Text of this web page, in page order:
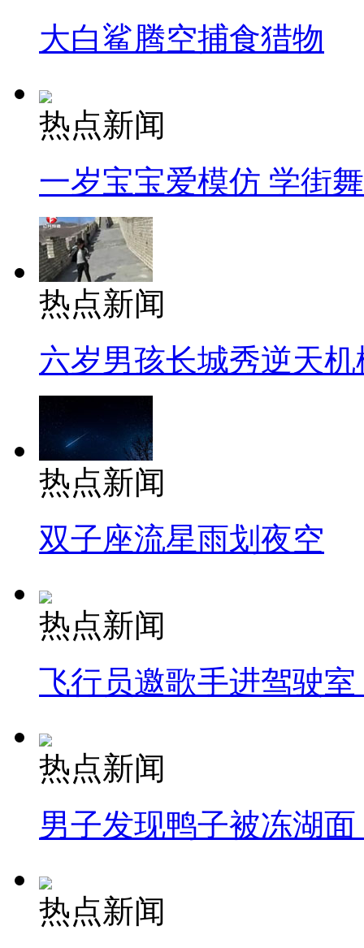
大白鲨腾空捕食猎物
热点新闻
一岁宝宝爱模仿 学街
热点新闻
六岁男孩长城秀逆天机
热点新闻
双子座流星雨划夜空
热点新闻
飞行员邀歌手进驾驶
热点新闻
男子发现鸭子被冻湖
热点新闻